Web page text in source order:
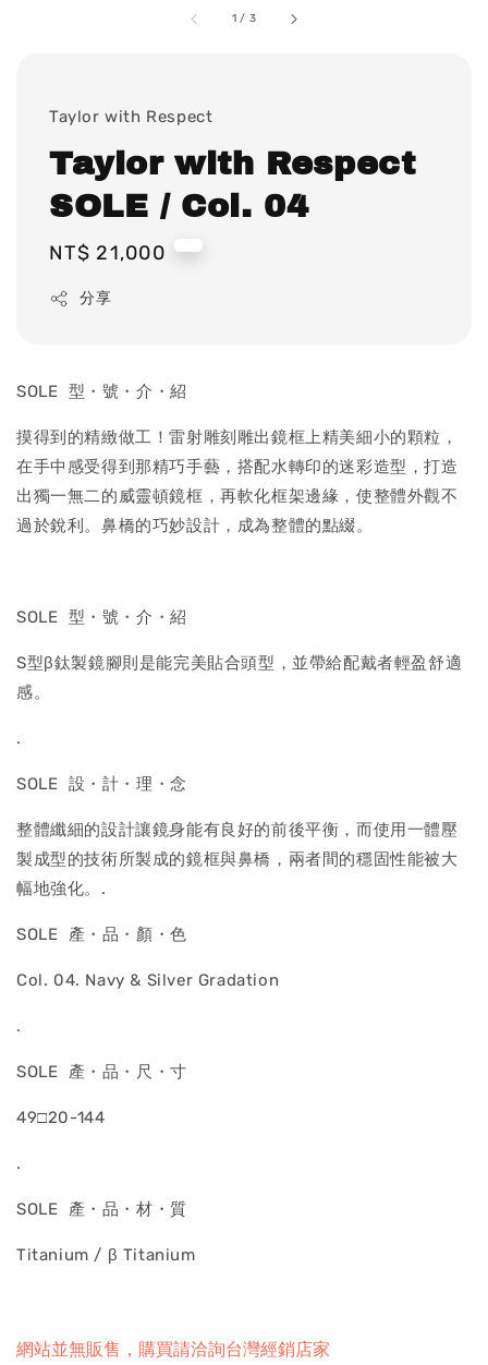
1 / 3
Taylor with Respect
Taylor with Respect
SOLE / Col. 04
Regular
NT$ 21,000
分享
SOLE 型・號・介・紹
摸得到的精緻做工！雷射雕刻雕出鏡框上精美細小的顆粒，
在手中感受得到那精巧手藝，搭配水轉印的迷彩造型，打造
出獨一無二的威靈頓鏡框，再軟化框架邊緣，使整體外觀不
過於銳利。鼻橋的巧妙設計，成為整體的點綴。
SOLE 型・號・介・紹
S型β鈦製鏡腳則是能完美貼合頭型，並帶給配戴者輕盈舒適
感。
.
SOLE 設・計・理・念
整體纖細的設計讓鏡身能有良好的前後平衡，而使用一體壓
製成型的技術所製成的鏡框與鼻橋，兩者間的穩固性能被大
幅地強化。.
SOLE 產・品・顏・色
Col. 04. Navy & Silver Gradation
.
SOLE 產・品・尺・寸
49□20-144
.
SOLE 產・品・材・質
Titanium / β Titanium
網站並無販售，購買請洽詢台灣經銷店家